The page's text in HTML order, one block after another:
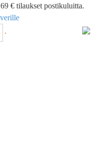
€ tilaukset postikuluitta.